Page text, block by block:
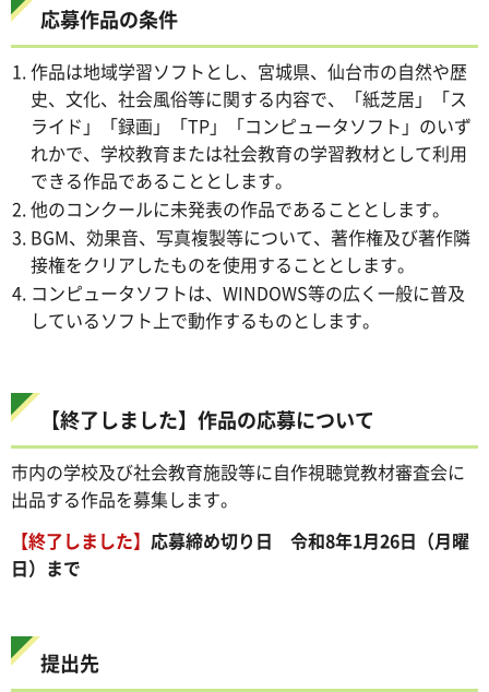
応募作品の条件
作品は地域学習ソフトとし、宮城県、仙台市の自然や歴
史、文化、社会風俗等に関する内容で、「紙芝居」「ス
ライド」「録画」「TP」「コンピュータソフト」のいず
れかで、学校教育または社会教育の学習教材として利用
できる作品であることとします。
他のコンクールに未発表の作品であることとします。
BGM、効果音、写真複製等について、著作権及び著作隣
接権をクリアしたものを使用することとします。
コンピュータソフトは、WINDOWS等の広く一般に普及
しているソフト上で動作するものとします。
【終了しました】作品の応募について
市内の学校及び社会教育施設等に自作視聴覚教材審査会に
出品する作品を募集します。
【終了しました】 応募締め切り日 令和8年1月26日（月曜
日）まで
提出先